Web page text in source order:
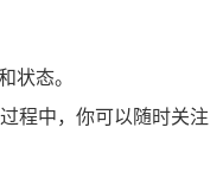
状态。
程中，你可以随时关注